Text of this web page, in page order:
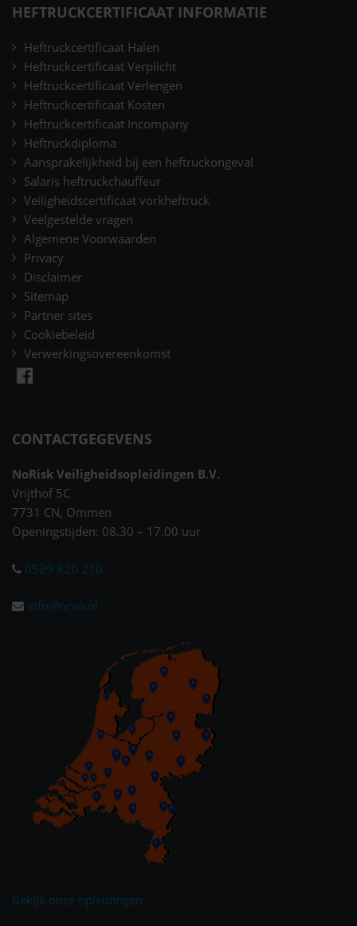
HEFTRUCKCERTIFICAAT INFORMATIE
Heftruckcertificaat Halen
Heftruckcertificaat Verplicht
Heftruckcertificaat Verlengen
Heftruckcertificaat Kosten
Heftruckcertificaat Incompany
Heftruckdiploma
Aansprakelijkheid bij een heftruckongeval
Salaris heftruckchauffeur
Veiligheidscertificaat vorkheftruck
Veelgestelde vragen
Algemene Voorwaarden
Privacy
Disclaimer
Sitemap
Partner sites
Cookiebeleid
Verwerkingsovereenkomst
CONTACTGEGEVENS
NoRisk Veiligheidsopleidingen B.V.
Vrijthof 5C
7731 CN, Ommen
Openingstijden: 08.30 – 17.00 uur
0529 820 210
info@nrvo.nl
Bekijk onze opleidingen